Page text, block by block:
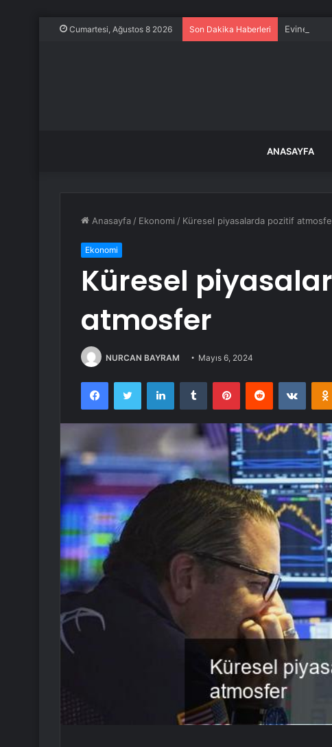
Cumartesi, Ağustos 8 2026 Son Dakika Haberleri Evine
ANASAYFA
Anasayfa / Ekonomi / Küresel piyasalarda pozitif
Ekonomi
Küresel
atmosfer
NURCAN BAYRAM Mayıs 6, 2024
FacebookTwitter LinkedInTumblr PinterestReddit